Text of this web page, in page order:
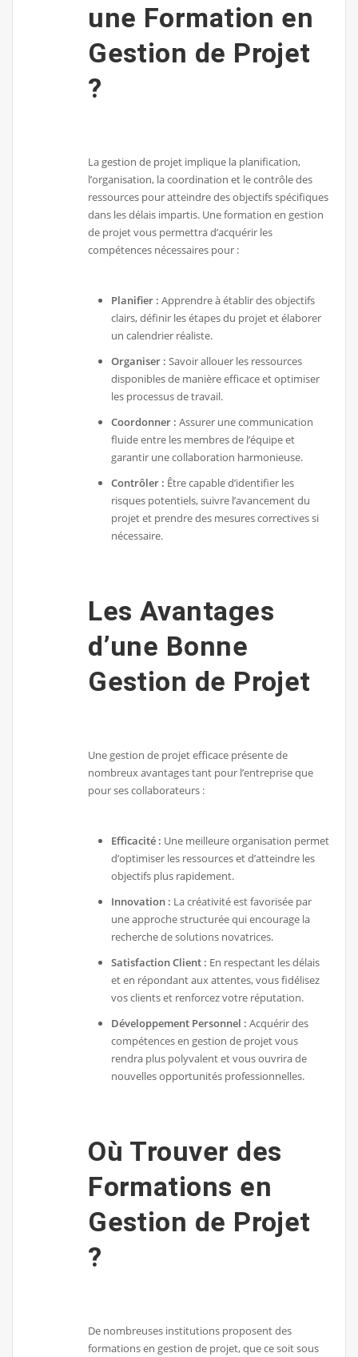
une Formation en
Gestion de Projet
?
La gestion de projet implique la planification,
l’organisation, la coordination et le contrôle des
ressources pour atteindre des objectifs spécifiques
dans les délais impartis. Une formation en gestion
de projet vous permettra d’acquérir les
compétences nécessaires pour :
Planifier : Apprendre à établir des objectifs
clairs, définir les étapes du projet et élaborer
un calendrier réaliste.
Organiser : Savoir allouer les ressources
disponibles de manière efficace et optimiser
les processus de travail.
Coordonner : Assurer une communication
fluide entre les membres de l’équipe et
garantir une collaboration harmonieuse.
Contrôler : Être capable d’identifier les
risques potentiels, suivre l’avancement du
projet et prendre des mesures correctives si
nécessaire.
Les Avantages
d’une Bonne
Gestion de Projet
Une gestion de projet efficace présente de
nombreux avantages tant pour l’entreprise que
pour ses collaborateurs :
Efficacité : Une meilleure organisation permet
d’optimiser les ressources et d’atteindre les
objectifs plus rapidement.
Innovation : La créativité est favorisée par
une approche structurée qui encourage la
recherche de solutions novatrices.
Satisfaction Client : En respectant les délais
et en répondant aux attentes, vous fidélisez
vos clients et renforcez votre réputation.
Développement Personnel : Acquérir des
compétences en gestion de projet vous
rendra plus polyvalent et vous ouvrira de
nouvelles opportunités professionnelles.
Où Trouver des
Formations en
Gestion de Projet
?
De nombreuses institutions proposent des
formations en gestion de projet, que ce soit sous